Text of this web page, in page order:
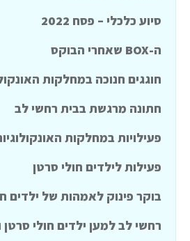
סיוע כלכלי – פסח 2022
ה-BOX שאחרי הבוקס
חוגגים חנוכה במחלקות
חתונה מרגשת בבית רחשי לב
פעילויות במחלקות
פעילות לילדים חולי סרטן
בוקר פינוק לאמהות של ילדים
רחשי לב למען ילדים חולי